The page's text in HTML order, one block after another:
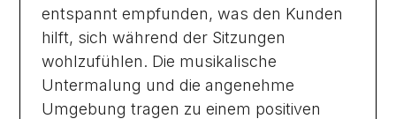
entspannt empfunden, was den Kunden
hilft, sich während der Sitzungen
wohlzufühlen. Die musikalische
Untermalung und die angenehme
Umgebung tragen zu einem positiven